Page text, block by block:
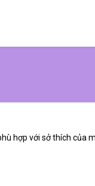
hợp với sở thích của